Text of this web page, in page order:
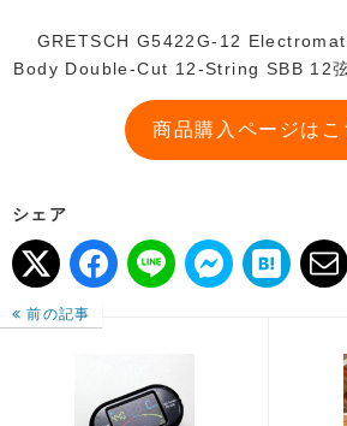
GRETSCH G5422G-12
Body Double-Cut 12-String SBB 12弦
商品購入ページはこ
シェア
前の記事